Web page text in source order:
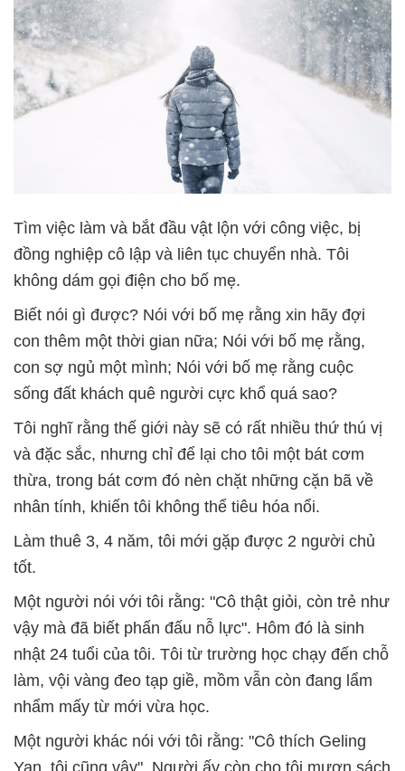
Tìm việc làm và bắt đầu vật lộn với công việc, bị
đồng nghiệp cô lập và liên tục chuyển nhà. Tôi
không dám gọi điện cho bố mẹ.
Biết nói gì được? Nói với bố mẹ rằng xin hãy đợi
con thêm một thời gian nữa; Nói với bố mẹ rằng,
con sợ ngủ một mình; Nói với bố mẹ rằng cuộc
sống đất khách quê người cực khổ quá sao?
Tôi nghĩ rằng thế giới này sẽ có rất nhiều thứ thú vị
và đặc sắc, nhưng chỉ để lại cho tôi một bát cơm
thừa, trong bát cơm đó nèn chặt những cặn bã về
nhân tính, khiến tôi không thể tiêu hóa nổi.
Làm thuê 3, 4 năm, tôi mới gặp được 2 người chủ
tốt.
Một người nói với tôi rằng: "Cô thật giỏi, còn trẻ như
vậy mà đã biết phấn đấu nỗ lực". Hôm đó là sinh
nhật 24 tuổi của tôi. Tôi từ trường học chạy đến chỗ
làm, vội vàng đeo tạp giề, mồm vẫn còn đang lẩm
nhẩm mấy từ mới vừa học.
Một người khác nói với tôi rằng: "Cô thích Geling
Yan, tôi cũng vậy". Người ấy còn cho tôi mượn sách